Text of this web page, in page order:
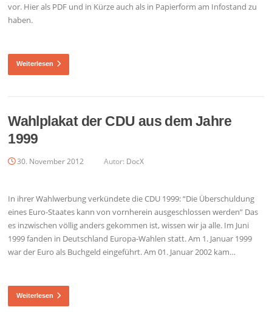
vor. Hier als PDF und in Kürze auch als in Papierform am Infostand zu
haben.
Weiterlesen
Wahlplakat der CDU aus dem Jahre
1999
30. November 2012 Autor: DocX
In ihrer Wahlwerbung verkündete die CDU 1999: “Die Überschuldung
eines Euro-Staates kann von vornherein ausgeschlossen werden” Das
es inzwischen völlig anders gekommen ist, wissen wir ja alle. Im Juni
1999 fanden in Deutschland Europa-Wahlen statt. Am 1. Januar 1999
war der Euro als Buchgeld eingeführt. Am 01. Januar 2002 kam…
Weiterlesen